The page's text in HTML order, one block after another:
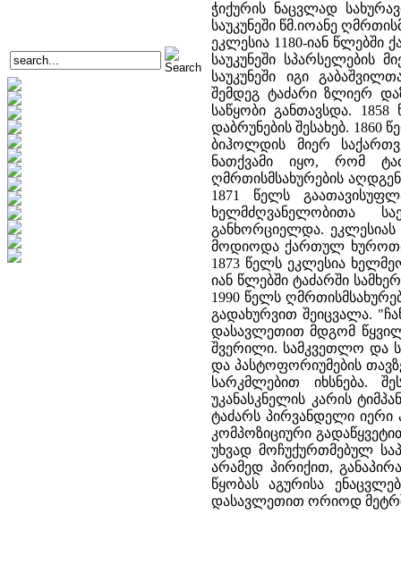
ჭიქურის ნაცვლად
საუკუნეში წმ.იოანე
ეკლესია 1180-იან
საუკუნეში
საუკუნეში იგი
შემდეგ ტაძარი ზლიერ
საწყობი განთავსდა.
დაბრუნების შესახებ.
ბიჰოლდის მიერ
ნათქვამი იყო, რომ
ღმრთისმსახურების
1871 წელს
ხელმძღვანელობითა
განხორციელდა. ეკლესიას
მოდიოდა ქართულ
1873 წელს ეკლესია
იან წლებში ტაძარში
1990 წელს
გადახურვით შეიცვალა.
დასავლეთით მდგომ
შვერილი. სამკვეთლო და
და პასტოფორიუმების
სარკმლებით იხსნება.
უკანასკნელის კარის
ტაძარს პირვანდელი იერი
კომპოზიციური
უხვად მოჩუქურთმებულ
არამედ პირიქით,
წყობას აგურისა
დასავლეთით ორიოდ